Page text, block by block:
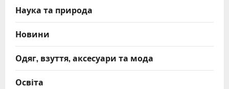
Наука та природа
Новини
Одяг, взуття, аксесуари та мода
Освіта